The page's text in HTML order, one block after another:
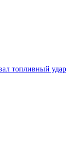
топливный удар